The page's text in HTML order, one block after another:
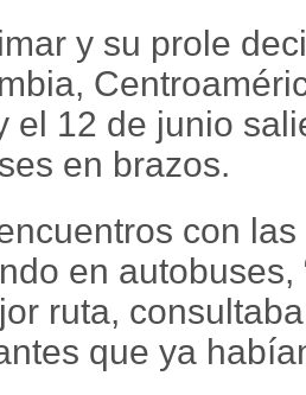
y su prole
el 12 de junio
en brazos.
con
en autobuses,
ruta,
que ya